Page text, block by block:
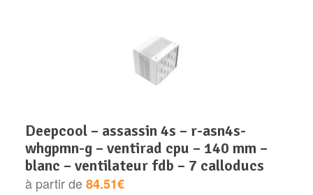
deepcool – assassin 4s – r-asn4s-
whgpmn-g – ventirad cpu – 140 mm –
blanc – ventilateur fdb – 7 calloducs
à partir de84.51€